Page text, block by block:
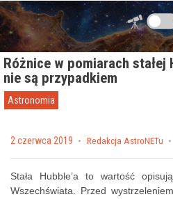
Przejdź do zawartości
Różnice w pomiarach stałej
nie są przypadkiem
Astronomia
Posted on
2 czerwca 2019 by Redakcja AstroNETu
Stała Hubble’a to wartość
Wszechświata. Przed